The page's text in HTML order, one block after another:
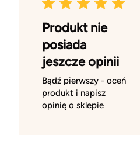
Produkt nie
posiada
jeszcze opinii
Bądź pierwszy - oceń
produkt i napisz
opinię o sklepie